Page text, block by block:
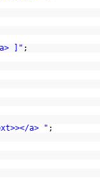
a> ]" ;
a> " ;